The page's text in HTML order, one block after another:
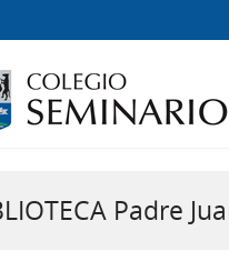
Padre